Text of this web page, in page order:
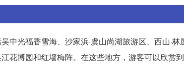
中光福香雪海、沙家浜·虞山尚湖旅游区、西山·
花博园和红墙梅阵。在这些地方，游客可以欣赏